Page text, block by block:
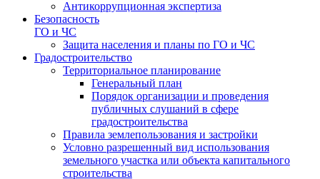
Антикоррупционная экспертиза
Безопасность
ГО и ЧС
Защита населения и планы по ГО и ЧС
Градостроительство
Территориальное планирование
Генеральный план
Порядок организации и проведения
публичных слушаний в сфере
градостроительства
Правила землепользования и застройки
Условно разрешенный вид использования
земельного участка или объекта капитального
строительства